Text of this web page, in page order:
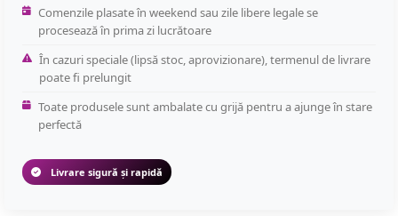
Comenzile plasate în weekend sau zile libere legale se
procesează în prima zi lucrătoare
În cazuri speciale (lipsă stoc, aprovizionare), termenul de livrare
poate fi prelungit
Toate produsele sunt ambalate cu grijă pentru a ajunge în stare
perfectă
Livrare sigură și rapidă